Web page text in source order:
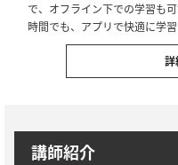
で、オフライン下での学習も
時間でも、アプリで快適に学習
詳
講師紹介